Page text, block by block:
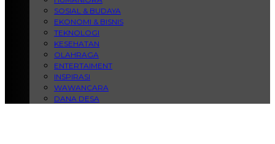
SOSIAL & BUDAYA
EKONOMI & BISNIS
TEKNOLOGI
KESEHATAN
OLAHRAGA
ENTERTAIMENT
INSPIRASI
WAWANCARA
DANA DESA